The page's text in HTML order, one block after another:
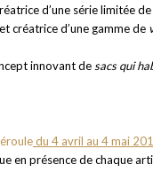
d’une série limitée de
créatrice d’une gamme de
innovant desacs qui
du 4 avril au 4 mai
en présence de chaque